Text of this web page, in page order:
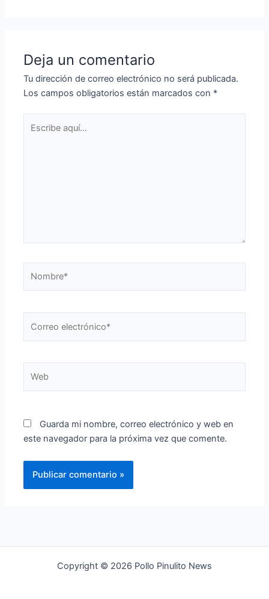
Deja un comentario
Tu dirección de correo electrónico no será publicada.
Los campos obligatorios están marcados con *
aquí...
electrónico*
Guarda mi nombre, correo electrónico y web en
este navegador para la próxima vez que comente.
Copyright © 2026 Pollo Pinulito News